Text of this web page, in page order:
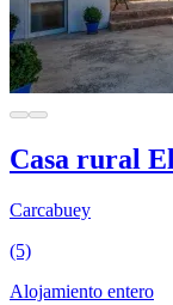
Casa rural
Carcabuey
(5)
Alojamiento entero